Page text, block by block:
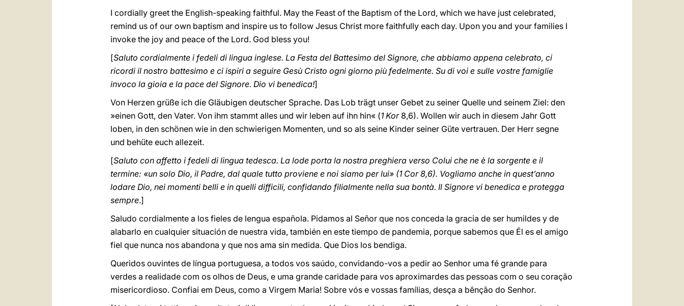
I cordially greet the English-speaking faithful. May the Feast of the Baptism of the Lord, which we have just celebrated,
remind us of our own baptism and inspire us to follow Jesus Christ more faithfully each day. Upon you and your families I
invoke the joy and peace of the Lord. God bless you!
[Saluto cordialmente i fedeli di lingua inglese. La Festa del Battesimo del Signore, che abbiamo appena celebrato, ci
ricordi il nostro battesimo e ci ispiri a seguire Gesù Cristo ogni giorno più fedelmente. Su di voi e sulle vostre famiglie
invoco la gioia e la pace del Signore. Dio vi benedica!]
Von Herzen grüße ich die Gläubigen deutscher Sprache. Das Lob trägt unser Gebet zu seiner Quelle und seinem Ziel: den
»einen Gott, den Vater. Von ihm stammt alles und wir leben auf ihn hin« (1 Kor 8,6). Wollen wir auch in diesem Jahr Gott
loben, in den schönen wie in den schwierigen Momenten, und so als seine Kinder seiner Güte vertrauen. Der Herr segne
und behüte euch allezeit.
[Saluto con affetto i fedeli di lingua tedesca. La lode porta la nostra preghiera verso Colui che ne è la sorgente e il
termine: «un solo Dio, il Padre, dal quale tutto proviene e noi siamo per lui» (1 Cor 8,6). Vogliamo anche in quest’anno
lodare Dio, nei momenti belli e in quelli difficili, confidando filialmente nella sua bontà. Il Signore vi benedica e protegga
sempre.]
Saludo cordialmente a los fieles de lengua española. Pidamos al Señor que nos conceda la gracia de ser humildes y de
alabarlo en cualquier situación de nuestra vida, también en este tiempo de pandemia, porque sabemos que Él es el amigo
fiel que nunca nos abandona y que nos ama sin medida. Que Dios los bendiga.
Queridos ouvintes de língua portuguesa, a todos vos saúdo, convidando-vos a pedir ao Senhor uma fé grande para
verdes a realidade com os olhos de Deus, e uma grande caridade para vos aproximardes das pessoas com o seu coração
misericordioso. Confiai em Deus, como a Virgem Maria! Sobre vós e vossas famílias, desça a bênção do Senhor.